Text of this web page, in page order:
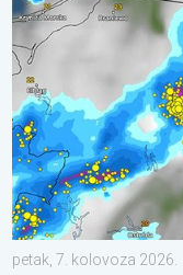
petak, 7. kolovoza 2026.